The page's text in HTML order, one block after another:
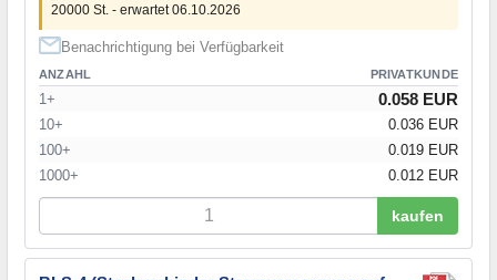
20000 St. - erwartet 06.10.2026
Benachrichtigung bei Verfügbarkeit
ANZAHL PRIVATKUNDE
1+ 0.058 EUR
10+
0.036 EUR
100+
0.019 EUR
1000+
0.012 EUR
kaufen